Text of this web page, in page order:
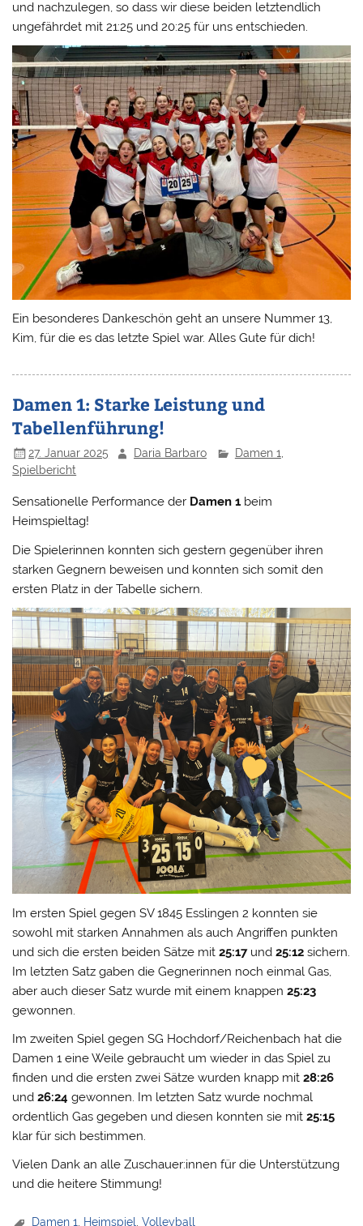
und nachzulegen, so dass wir diese beiden letztendlich
ungefährdet mit 21:25 und 20:25 für uns entschieden.
Ein besonderes Dankeschön geht an unsere Nummer 13,
Kim, für die es das letzte Spiel war. Alles Gute für dich!
Damen 1: Starke Leistung und
Tabellenführung!
27. Januar 2025 Daria Barbaro Damen 1
Spielbericht
Sensationelle Performance der Damen 1 beim
Heimspieltag!
Die Spielerinnen konnten sich gestern gegenüber ihren
starken Gegnern beweisen und konnten sich somit den
ersten Platz in der Tabelle sichern.
Im ersten Spiel gegen SV 1845 Esslingen 2 konnten sie
sowohl mit starken Annahmen als auch Angriffen punkten
und sich die ersten beiden Sätze mit25:17und25:12 sichern.
Im letzten Satz gaben die Gegnerinnen noch einmal Gas,
aber auch dieser Satz wurde mit einem knappen25:23
gewonnen.
Im zweiten Spiel gegen SG Hochdorf/Reichenbach hat die
Damen 1 eine Weile gebraucht um wieder in das Spiel zu
finden und die ersten zwei Sätze wurden knapp mit28:26
und26:24 gewonnen. Im letzten Satz wurde nochmal
ordentlich Gas gegeben und diesen konnten sie mit25:15
klar für sich bestimmen.
Vielen Dank an alle Zuschauer:innen für die Unterstützung
und die heitere Stimmung!
Damen 1, Heimspiel,Volleyball